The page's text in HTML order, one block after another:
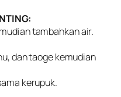
tambahkan air.
dan taoge kemudian
kerupuk.